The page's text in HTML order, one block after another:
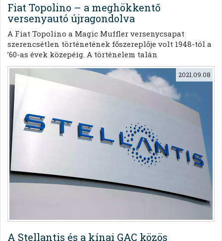
Fiat Topolino – a meghökkentő
versenyautó újragondolva
A Fiat Topolino a Magic Muffler versenycsapat
szerencsétlen történetének főszereplője volt 1948-tól a
’60-as évek közepéig. A történelem talán
legmeghökkentőbb versenyautója most újjáéledt.
A Stellantis és a kínai GAC közös
2021.09.08